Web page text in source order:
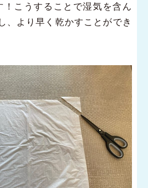
！こうすることで湿気を含ん
、より早く乾かすことができ